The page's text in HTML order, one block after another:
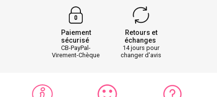
Paiement
sécurisé
CB-PayPal-
Virement-Chèque
Retours et
échanges
14 jours pour
changer d'avis